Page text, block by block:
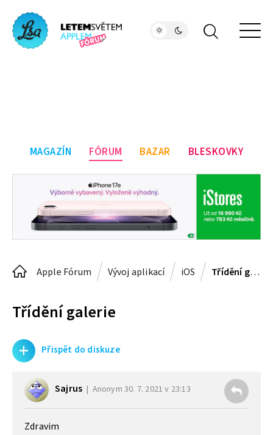
MAGAZÍN FÓRUM BAZAR BLESKOVKY
Apple Fórum Vývoj aplikací iOS Třídění galerie
Třídění galerie
+ Přispět do diskuze
Sajrus Anonym 30. 7. 2021 v 23:13
Zdravim